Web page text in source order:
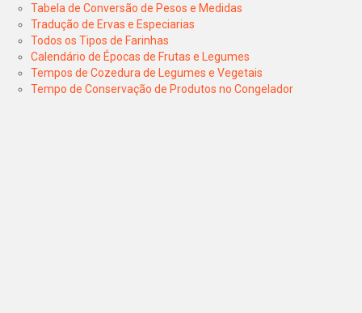
Tabela de Conversão de Pesos e Medidas
Tradução de Ervas e Especiarias
Todos os Tipos de Farinhas
Calendário de Épocas de Frutas e Legumes
Tempos de Cozedura de Legumes e Vegetais
Tempo de Conservação de Produtos no Congelador